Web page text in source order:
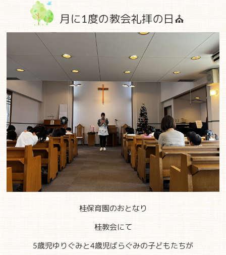
月に1度の教会礼拝の日⛪
桂保育園のおとなり
桂教会にて
5歳児ゆりぐみと4歳児ばらぐみの子どもたちが